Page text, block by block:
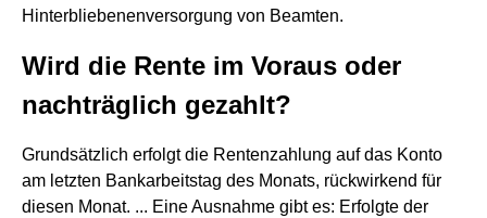
Hinterbliebenenversorgung von Beamten.
Wird die Rente im Voraus oder
nachträglich gezahlt?
Grundsätzlich erfolgt die Rentenzahlung auf das Konto
am letzten Bankarbeitstag des Monats, rückwirkend für
diesen Monat. ... Eine Ausnahme gibt es: Erfolgte der